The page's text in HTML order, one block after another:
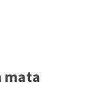
mata